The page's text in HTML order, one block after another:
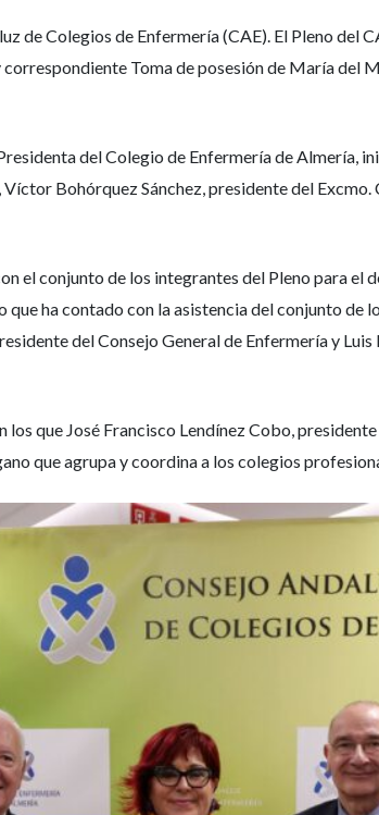
de Colegios de Enfermería (CAE). El Pleno del
Toma de posesión de María
del Colegio de Enfermería de Almería,
Bohórquez Sánchez, presidente del
el conjunto de los integrantes del Pleno para
ha contado con la asistencia del conjunto de
del Consejo General de Enfermería y
que José Francisco Lendínez Cobo,
que agrupa y coordina a los colegios